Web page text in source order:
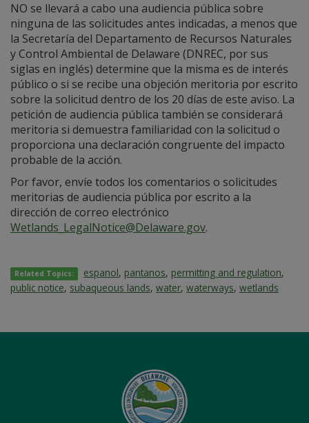
NO se llevará a cabo una audiencia pública sobre
ninguna de las solicitudes antes indicadas, a menos que
la Secretaría del Departamento de Recursos Naturales
y Control Ambiental de Delaware (DNREC, por sus
siglas en inglés) determine que la misma es de interés
público o si se recibe una objeción meritoria por escrito
sobre la solicitud dentro de los 20 días de este aviso. La
petición de audiencia pública también se considerará
meritoria si demuestra familiaridad con la solicitud o
proporciona una declaración congruente del impacto
probable de la acción.
Por favor, envíe todos los comentarios o solicitudes
meritorias de audiencia pública por escrito a la
dirección de correo electrónico
Wetlands_LegalNotice@Delaware.gov.
Related Topics: espanol, pantanos, permitting and regulation,
public notice, subaqueous lands, water, waterways, wetlands